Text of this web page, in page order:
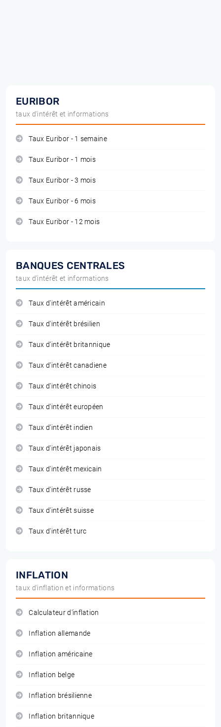
EURIBOR
taux d'intérêt et informations
Taux Euribor - 1 semaine
Taux Euribor - 1 mois
Taux Euribor - 3 mois
Taux Euribor - 6 mois
Taux Euribor - 12 mois
BANQUES CENTRALES
taux d'intérêt et informations
Taux d'intérêt américain
Taux d'intérêt brésilien
Taux d'intérêt britannique
Taux d'intérêt canadiene
Taux d'intérêt chinois
Taux d'intérêt européen
Taux d'intérêt indien
Taux d'intérêt japonais
Taux d'intérêt mexicain
Taux d'intérêt russe
Taux d'intérêt suisse
Taux d'intérêt turc
INFLATION
taux d'inflation et informations
Calculateur d'inflation
Inflation allemande
Inflation américaine
Inflation belge
Inflation brésilienne
Inflation britannique